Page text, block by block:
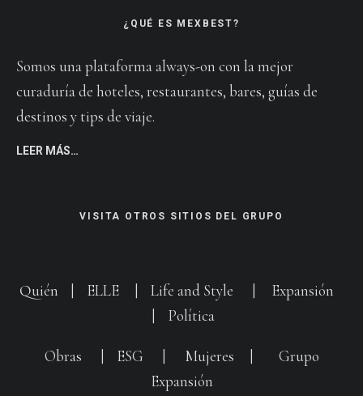
¿QUÉ ES MEXBEST?
Somos una plataforma always-on con la mejor
curaduría de hoteles, restaurantes, bares, guías de
destinos y tips de viaje.
LEER MÁS…
VISITA OTROS SITIOS DEL GRUPO
Quién ELLE Life and Style
Expansión
Política
Obras ESG Mujeres
Grupo
Expansión